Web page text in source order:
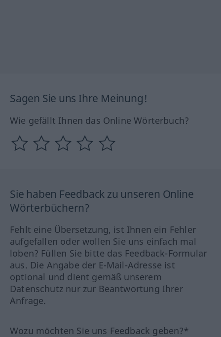
Sagen Sie uns Ihre Meinung!
Wie gefällt Ihnen das Online Wörterbuch?
Sie haben Feedback zu unseren Online
Wörterbüchern?
Fehlt eine Übersetzung, ist Ihnen ein Fehler
aufgefallen oder wollen Sie uns einfach mal
loben? Füllen Sie bitte das Feedback-Formular
aus. Die Angabe der E-Mail-Adresse ist
optional und dient gemäß unserem
Datenschutz nur zur Beantwortung Ihrer
Anfrage.
Wozu möchten Sie uns Feedback geben?*